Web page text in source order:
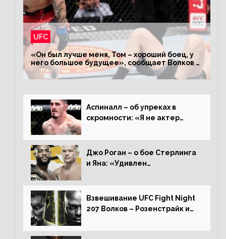
UFC
«Он был лучше меня, Том – хороший боец, у
него большое будущее», сообщает Волков –
о поражении Аспиналлу
Аспиналл – об упреках в
скромности: «Я не актер
дерьмо»
Джо Роган – о бое Стерлинга
и Яна: «Удивлен
Алджамейн определенно
выиграл»
Взвешивание UFC Fight Night
207 Волков – Розенстрайк и